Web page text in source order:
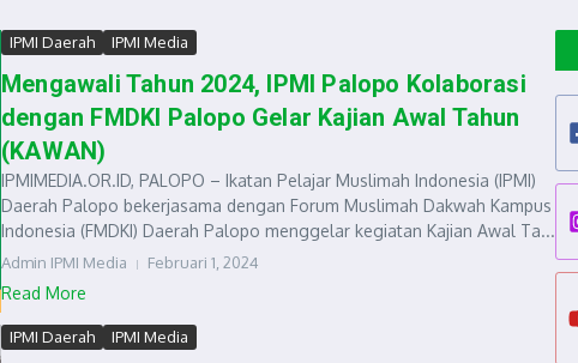
IPMI Daerah IPMI Media
Mengawali Tahun 2024, IPMI Palopo Kolaborasi
dengan FMDKI Palopo Gelar Kajian Awal Tahun
(KAWAN)
IPMIMEDIA.OR.ID, PALOPO – Ikatan Pelajar Muslimah Indonesia (IPMI)
Daerah Palopo bekerjasama dengan Forum Muslimah Dakwah Kampus
Indonesia (FMDKI) Daerah Palopo menggelar kegiatan Kajian Awal Ta...
Admin IPMI Media Februari 1, 2024
Read More
IPMI Daerah IPMI Media